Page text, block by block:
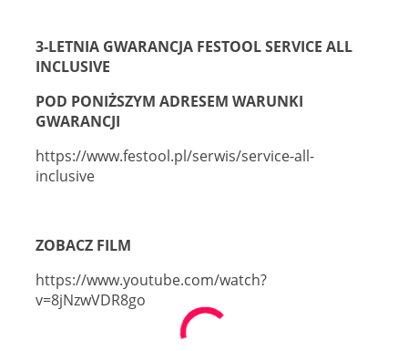
3-LETNIA GWARANCJA FESTOOL SERVICE ALL
INCLUSIVE
POD PONIŻSZYM ADRESEM WARUNKI
GWARANCJI
https://www.festool.pl/serwis/service-all-
inclusive
ZOBACZ FILM
https://www.youtube.com/watch?
v=8jNzwVDR8go